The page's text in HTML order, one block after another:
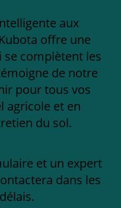
aux
offre une
se complètent les
de notre
pour tous vos
agricole et en
du sol.
et un expert
dans les